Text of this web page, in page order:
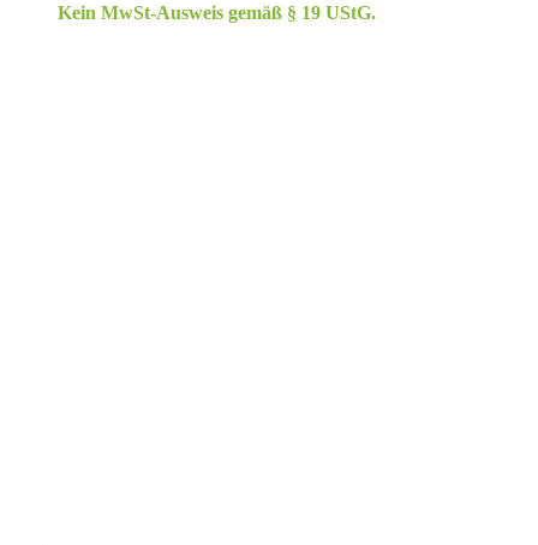
Kein MwSt-Ausweis gemäß § 19 UStG.